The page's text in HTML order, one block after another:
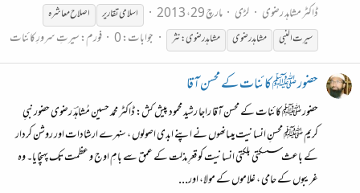
ڈاکٹر مشاہد رضوی
لڑی مارچ 29، 2013 اسلامی تقاریر
اصلاح معاشرہ
سیرتالنبی مشاہدرضوی مشاہدرضوی:نثر جوابات: 0 فورم:سیرتِ سرورِ کائنات
حضور ﷺ کائنات کے محسن آقا
حضور ﷺ کائنات کے محسن آقا راجا رشید محمود پیش کش: ڈاکٹر محمد حسین مُشاہدؔ رضوی حضور نبیِ
کریم ﷺ محسنِ انسانیت ہیںانھوں نے اپنے ابدی اصولوں ، سنہرے ارشادات اور روشن کردار
کے باعث سسکتی بلکتی انسانیت کو قعرِ مذلت کے عمق سے بامِ اوج و عظمت تک پہنچایا۔ وہ
غریبوں کے حامی ، غلاموں کے مولا، اور...